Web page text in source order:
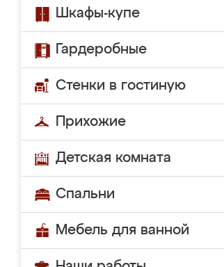
Шкафы-купе
Гардеробные
Стенки в гостиную
Прихожие
Детская комната
Спальни
Мебель для ванной